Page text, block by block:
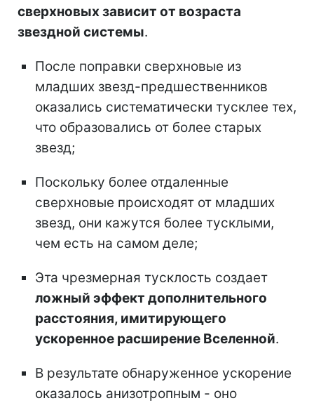
сверхновых зависит от возраста
звездной системы.
После поправки сверхновые из
младших звезд-предшественников
оказались систематически тусклее тех,
что образовались от более старых
звезд;
Поскольку более отдаленные
сверхновые происходят от младших
звезд, они кажутся более тусклыми,
чем есть на самом деле;
Эта чрезмерная тусклость создает
ложный эффект дополнительного
расстояния, имитирующего
ускоренное расширение Вселенной.
В результате обнаруженное ускорение
оказалось анизотропным - оно